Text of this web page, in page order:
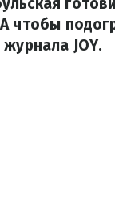
чтобы
JOY.